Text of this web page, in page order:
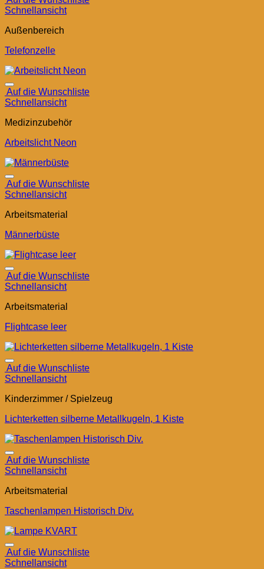
Schnellansicht
Außenbereich
Telefonzelle
Auf die Wunschliste
Schnellansicht
Medizinzubehör
Arbeitslicht Neon
Auf die Wunschliste
Schnellansicht
Arbeitsmaterial
Männerbüste
Auf die Wunschliste
Schnellansicht
Arbeitsmaterial
Flightcase leer
Auf die Wunschliste
Schnellansicht
Kinderzimmer / Spielzeug
Lichterketten silberne Metallkugeln, 1 Kiste
Auf die Wunschliste
Schnellansicht
Arbeitsmaterial
Taschenlampen Historisch Div.
Auf die Wunschliste
Schnellansicht